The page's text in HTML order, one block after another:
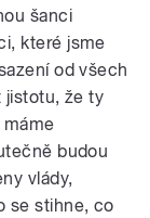
šanci
které jsme
od všech
jistotu, že ty
budou
vlády,
se stihne, co